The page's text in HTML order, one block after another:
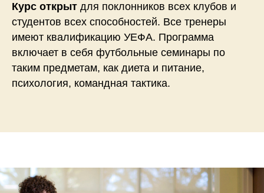
Курс открыт для поклонников всех клубов и
студентов всех способностей. Все тренеры
имеют квалификацию УЕФА. Программа
включает в себя футбольные семинары по
таким предметам, как диета и питание,
психология, командная тактика.